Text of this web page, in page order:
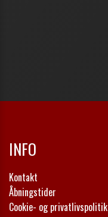
INFO
Kontakt
Åbningstider
Cookie- og privatlivspolitik